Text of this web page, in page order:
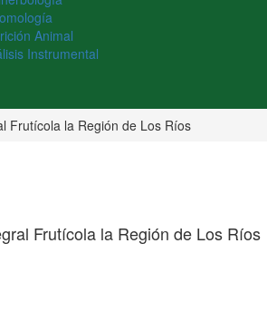
Animal
Instrumental
Frutícola la Región de Los Ríos
Frutícola la Región de Los Ríos